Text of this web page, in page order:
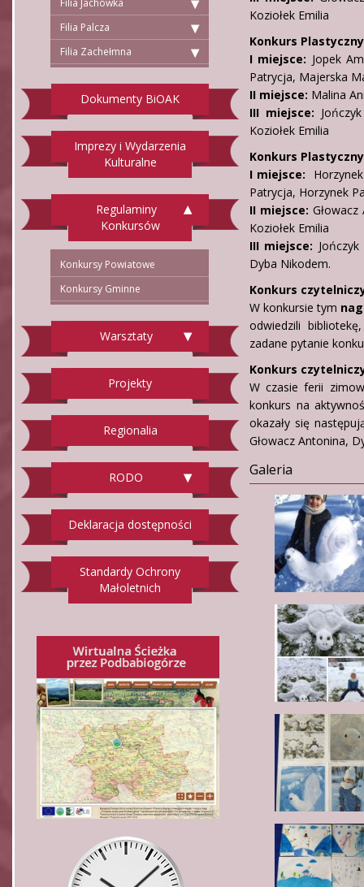
Filia Jachówka
Filia Palcza
Filia Zachełmna
Dokumenty BiOAK
Imprezy i Wydarzenia
Kulturalne
Regulaminy
Konkursów
Konkursy Powiatowe
Konkursy Gminne
Warsztaty
Projekty
Regionalia
RODO
Deklaracja dostępności
Standardy Ochrony
Małoletnich
Koziołek Emilia
Konkurs
I miejsce: Jopek
Patrycja, Majerska
II miejsce: Malina
III miejsce:
Koziołek Emilia
Konkurs
I miejsce:
Patrycja, Horzynek
II miejsce:
Koziołek Emilia
III miejsce:
Dyba Nikodem.
Konkurs
W konkursie tym
odwiedzili
zadane pytanie
Konkurs
W czasie ferii
konkurs na
okazały się
Głowacz
Galeria